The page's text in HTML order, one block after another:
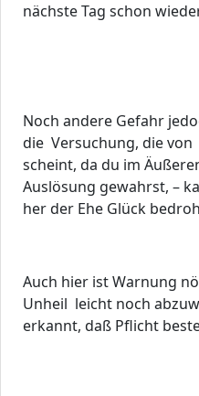
nächste Tag schon
Noch andere Gefahr
die Versuchung, die
scheint, da du im
Auslösung gewahrst, –
her der Ehe Glück
Auch hier ist Warnung
Unheil leicht noch
erkannt, daß Pflicht